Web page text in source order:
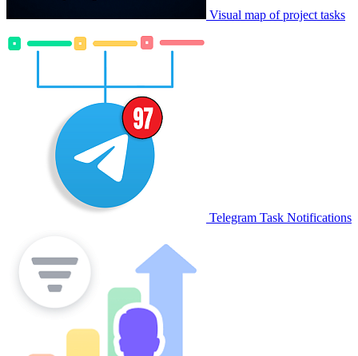
Visual map of project tasks
Telegram Task Notifications